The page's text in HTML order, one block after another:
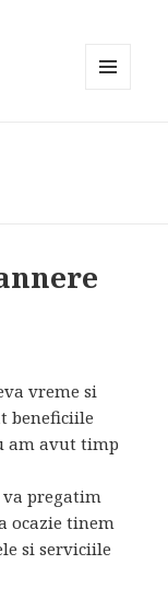
vreme si
beneficiile
am avut timp
pregatim
ocazie tinem
si serviciile